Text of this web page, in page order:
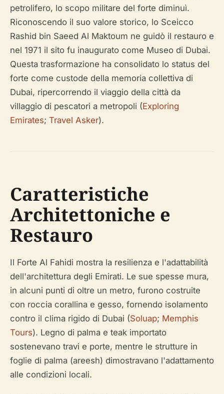
petrolifero, lo scopo militare del forte diminuì.
Riconoscendo il suo valore storico, lo Sceicco
Rashid bin Saeed Al Maktoum ne guidò il restauro e
nel 1971 il sito fu inaugurato come Museo di Dubai.
Questa trasformazione ha consolidato lo status del
forte come custode della memoria collettiva di
Dubai, ripercorrendo il viaggio della città da
villaggio di pescatori a metropoli (Exploring
Emirates; Travel Asker).
Caratteristiche
Architettoniche e
Restauro
Il Forte Al Fahidi mostra la resilienza e l'adattabilità
dell'architettura degli Emirati. Le sue spesse mura,
in alcuni punti di oltre un metro, furono costruite
con roccia corallina e gesso, fornendo isolamento
contro il clima rigido di Dubai (Soluap; Memphis
Tours). Legno di palma e teak importato
sostenevano travi e porte, mentre le strutture in
foglie di palma (areesh) dimostravano l'adattamento
alle condizioni locali.